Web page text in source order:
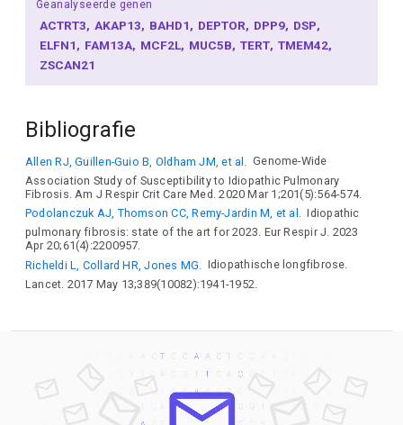
Geanalyseerde genen
ACTRT3 AKAP13 BAHD1 DEPTOR DPP9 DSP
ELFN1 FAM13A MCF2L MUC5B TERT TMEM42
ZSCAN21
Bibliografie
Allen RJ, Guillen-Guio B, Oldham JM, et al.
Genome-Wide
Association Study of Susceptibility to Idiopathic Pulmonary
Fibrosis. Am J Respir Crit Care Med. 2020 Mar 1;201(5):564-574.
Podolanczuk AJ, Thomson CC, Remy-Jardin M, et al. Idiopathic
pulmonary fibrosis: state of the art for 2023. Eur Respir J. 2023
Apr 20;61(4):2200957.
Richeldi L, Collard HR, Jones MG.
Idiopathische longfibrose.
Lancet. 2017 May 13;389(10082):1941-1952.